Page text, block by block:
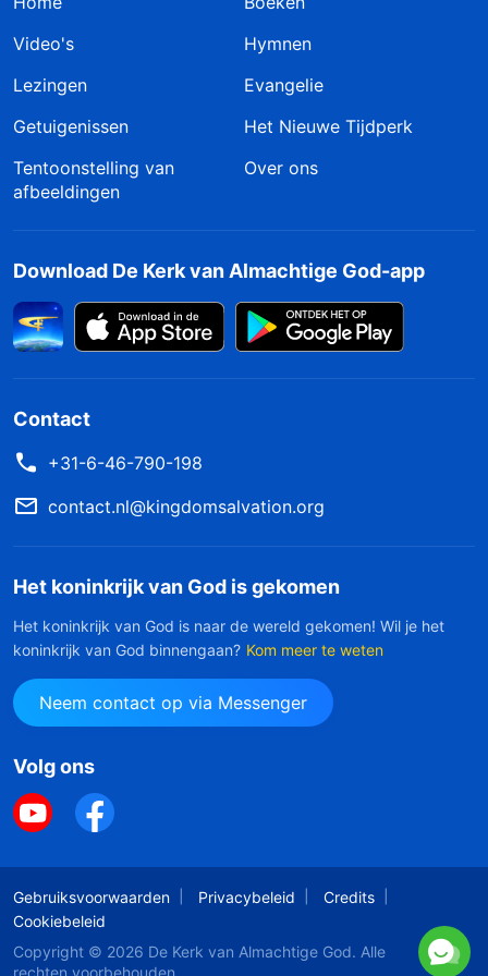
Video's
Hymnen
Lezingen
Evangelie
Getuigenissen
Het Nieuwe Tijdperk
Tentoonstelling van
afbeeldingen
Over ons
Download De Kerk van Almachtige God-app
Contact
+31-6-46-790-198
contact.nl@kingdomsalvation.org
Het koninkrijk van God is gekomen
Het koninkrijk van God is naar de wereld gekomen! Wil je het
koninkrijk van God binnengaan? Kom meer te weten
Neem contact op via Messenger
Volg ons
Gebruiksvoorwaarden Privacybeleid
Credits
Cookiebeleid
Copyright © 2026 De Kerk van Almachtige God. Alle
rechten voorbehouden.